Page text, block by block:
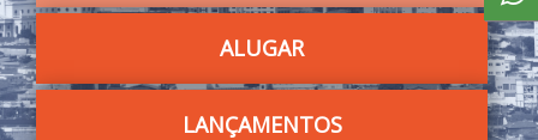
ALUGAR
LANÇAMENTOS